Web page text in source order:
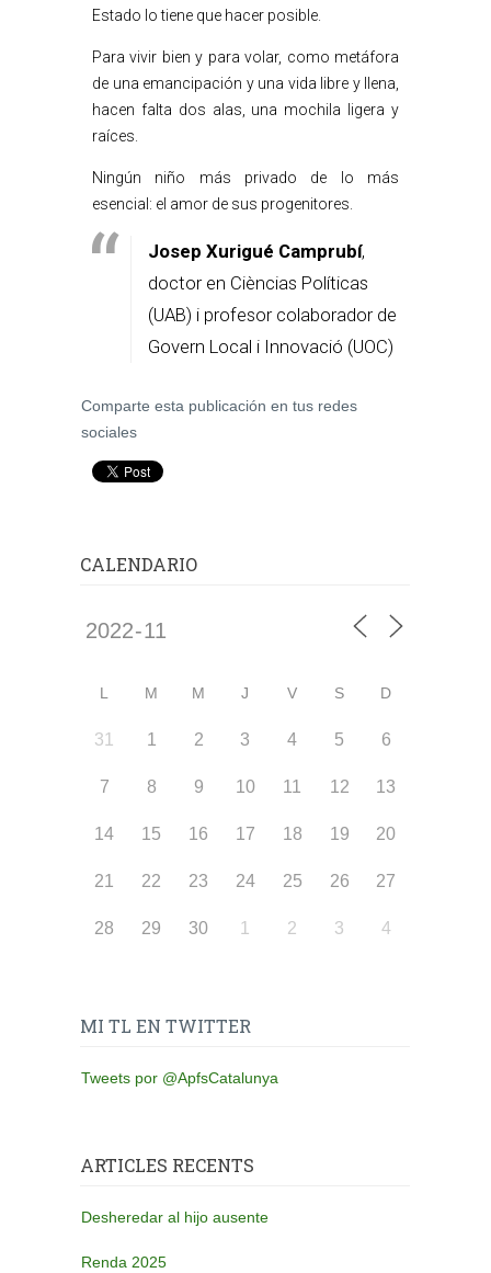
Estado lo tiene que hacer posible.
Para vivir bien y para volar, como metáfora
de una emancipación y una vida libre y llena,
hacen falta dos alas, una mochila ligera y
raíces.
Ningún niño más privado de lo más
esencial: el amor de sus progenitores.
Josep Xurigué Camprubí,
doctor en Cièncias Políticas
(UAB) i profesor colaborador de
Govern Local i Innovació (UOC)
Comparte esta publicación en tus redes
sociales
CALENDARIO
L M M J V S D
31 1 2 3 4 5 6
7 8 9 10 11 12 13
14 15 16 17 18 19 20
21 22 23 24 25 26 27
28 29 30 1 2 3 4
MI TL EN TWITTER
Tweets por @ApfsCatalunya
ARTICLES RECENTS
Desheredar al hijo ausente
Renda 2025